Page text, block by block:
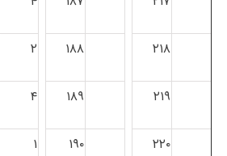
۲۱۸ ۱۸۸ ۲
۲۱۹ ۱۸۹ ۴
۲۲۰ ۱۹۰ ۱